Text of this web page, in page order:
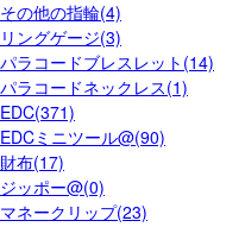
その他の指輪(4)
リングゲージ(3)
パラコードブレスレット(14)
パラコードネックレス(1)
EDC(371)
EDCミニツール@(90)
財布(17)
ジッポー@(0)
マネークリップ(23)